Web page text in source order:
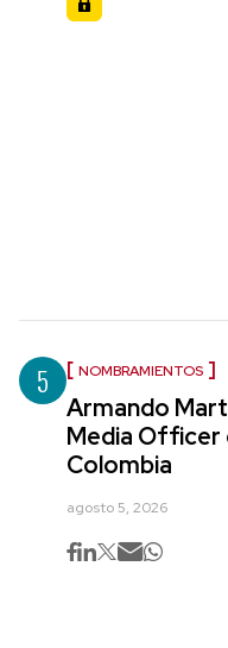
5 NOMBRAMIENTOS
Armando
Media Officer
Colombia
agosto 5, 2026